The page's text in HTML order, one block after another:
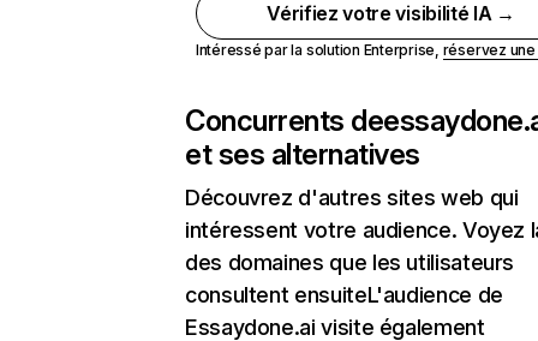
Vérifiez votre visibilité IA →
Intéressé par la solution Enterprise, réservez
Concurrents de
et ses alternatives
Découvrez d'autres sites web qui
intéressent votre audience. Voyez
des domaines que les utilisateurs
consultent ensuiteL'audience de
Essaydone.ai visite également